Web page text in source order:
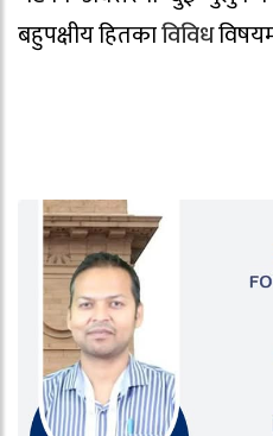
बहुपक्षीय हितकाविविध